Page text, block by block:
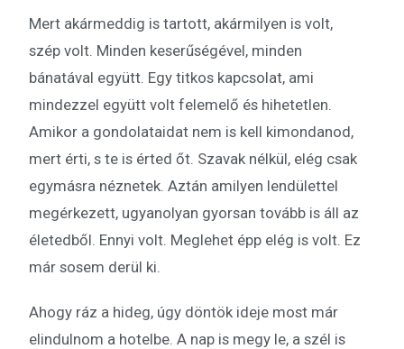
Mert akármeddig is tartott, akármilyen is volt,
szép volt. Minden keserűségével, minden
bánatával együtt. Egy titkos kapcsolat, ami
mindezzel együtt volt felemelő és hihetetlen.
Amikor a gondolataidat nem is kell kimondanod,
mert érti, s te is érted őt. Szavak nélkül, elég csak
egymásra néznetek. Aztán amilyen lendülettel
megérkezett, ugyanolyan gyorsan tovább is áll az
életedből. Ennyi volt. Meglehet épp elég is volt. Ez
már sosem derül ki.
Ahogy ráz a hideg, úgy döntök ideje most már
elindulnom a hotelbe. A nap is megy le, a szél is